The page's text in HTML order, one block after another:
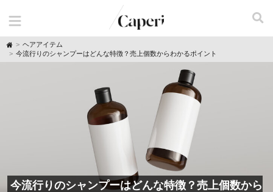
H
o
ヘアアイテム
今流行りのシャンプーはどんな特徴？売上個数からわかるポイント
今流行りのシャンプーはどんな特徴？売上個数から